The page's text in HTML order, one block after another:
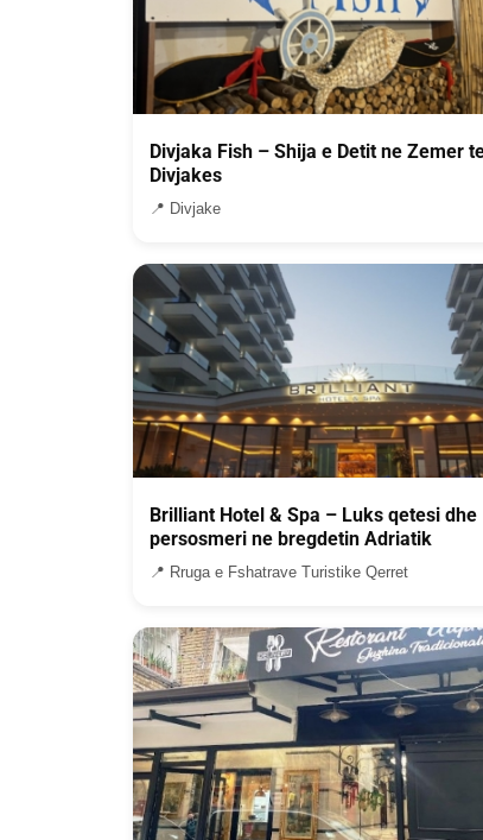
Divjaka Fish – Shija e Detit ne Zemer
Divjakes
📍 Divjake
Brilliant Hotel & Spa – Luks qetesi dhe
persosmeri ne bregdetin Adriatik
📍 Rruga e Fshatrave Turistike Qerret